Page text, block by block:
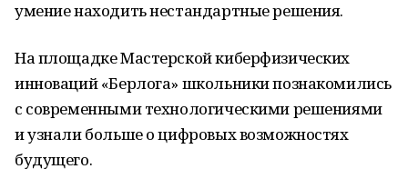
умение находить нестандартные решения.
На площадке Мастерской киберфизических
инноваций «Берлога» школьники познакомились
с современными технологическими решениями
и узнали больше о цифровых возможностях
будущего.